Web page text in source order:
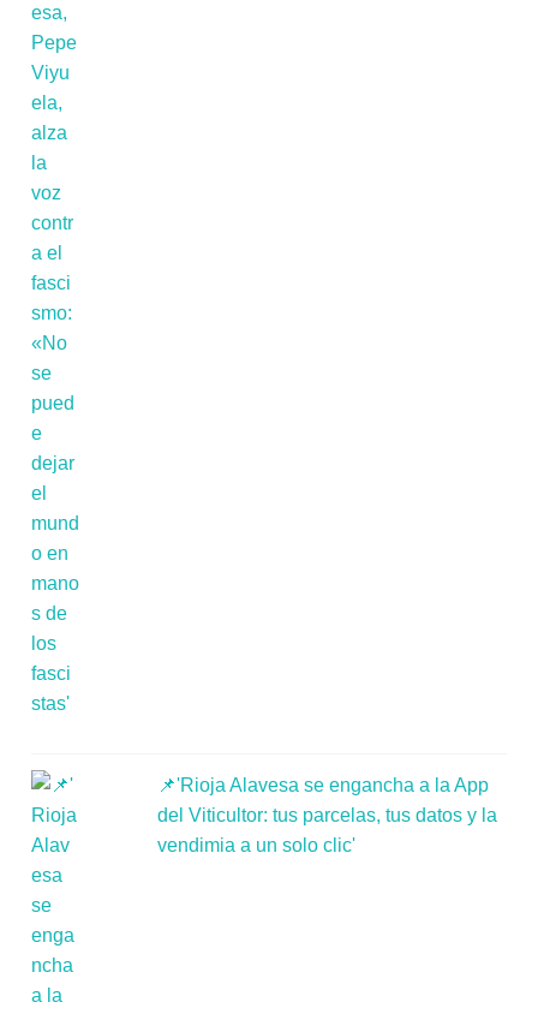
📌'Rioja Alavesa se engancha a la App
del Viticultor: tus parcelas, tus datos y la
vendimia a un solo clic'